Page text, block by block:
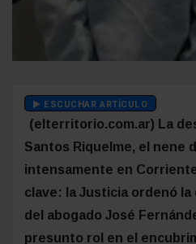
ESCUCHAR ARTÍCULO
(elterritorio.com.ar) La
Santos Riquelme, el nene
intensamente en
clave: la Justicia ordenó
del abogado José
presunto rol en el